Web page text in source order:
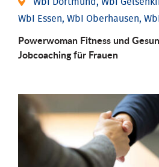
WbI Essen, WbI Oberhausen,
Powerwoman Fitness und
Job­coaching für Frauen